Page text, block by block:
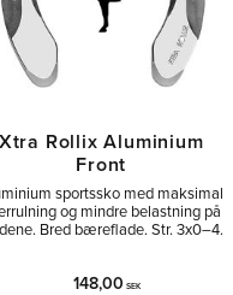
Xtra Rollix Aluminium
Front
sportssko med maksimal
og mindre belastning på
Bred bæreflade. Str. 3x0–4.
148,00 SEK